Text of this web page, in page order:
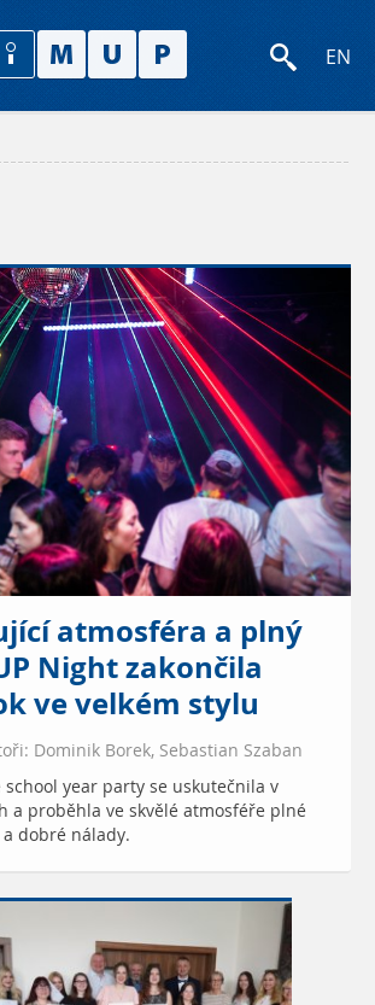
EN
atmosféra a plný
Night zakončila
ve velkém stylu
Dominik Borek, Sebastian Szaban
year party se uskutečnila v
a proběhla ve skvělé atmosféře plné
dobré nálady.